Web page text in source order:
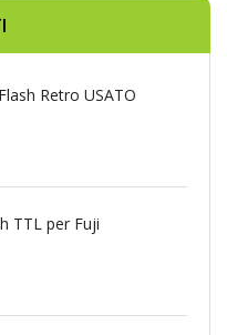
Retro USATO
TTL per Fuji